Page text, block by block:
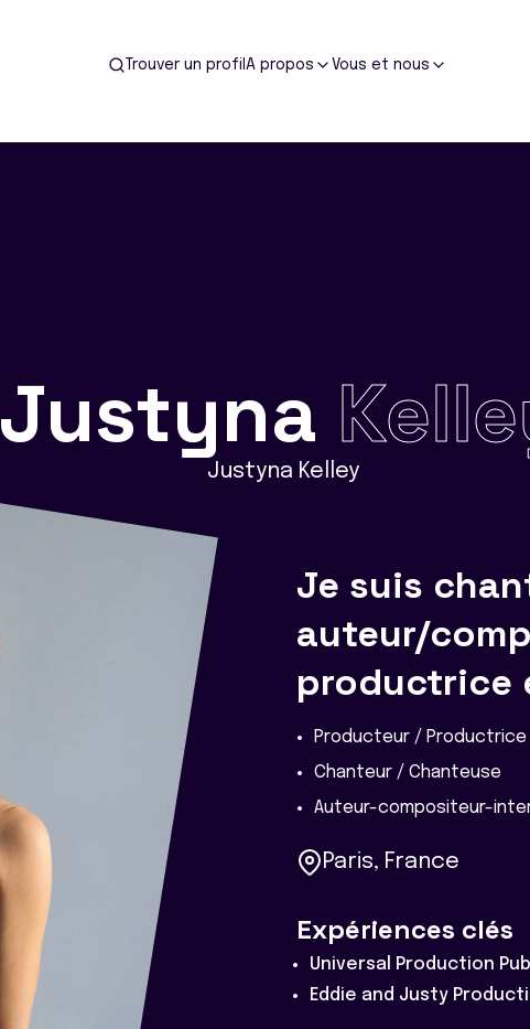
Trouver un profil A propos Vous et nous
Justyna
Justyna Kelley
Je suis
auteur/
productrice
Producteur / Productrice
Chanteur / Chanteuse
Auteur-compositeur-
Paris, France
Expériences clés
Universal Production
Eddie and Justy